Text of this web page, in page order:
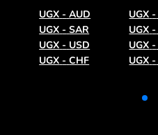
UGX - AUD UGX -
UGX - SAR UGX -
UGX - USD UGX -
UGX - CHF UGX -